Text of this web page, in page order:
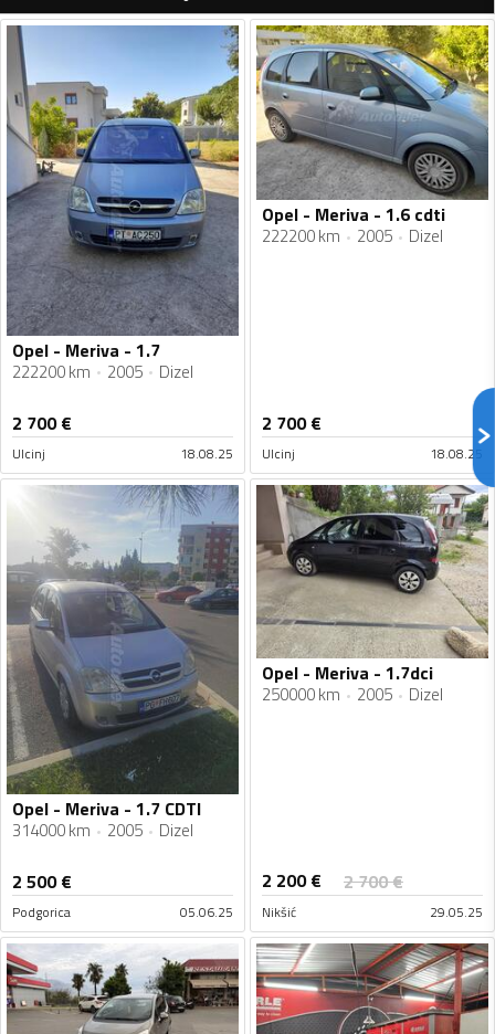
Opel - Meriva - 1.7
222200 km 2005 Dizel
2 700€
Ulcinj 18.08.25
Opel - Meriva - 1.6 cdti
222200 km 2005 Dizel
2 700€
Ulcinj 18.08.25
Opel - Meriva - 1.7 CDTI
314000 km 2005 Dizel
2 500€
Podgorica 05.06.25
Opel - Meriva - 1.7dci
250000 km 2005 Dizel
2 200€ 2 700€
Nikšić 29.05.25